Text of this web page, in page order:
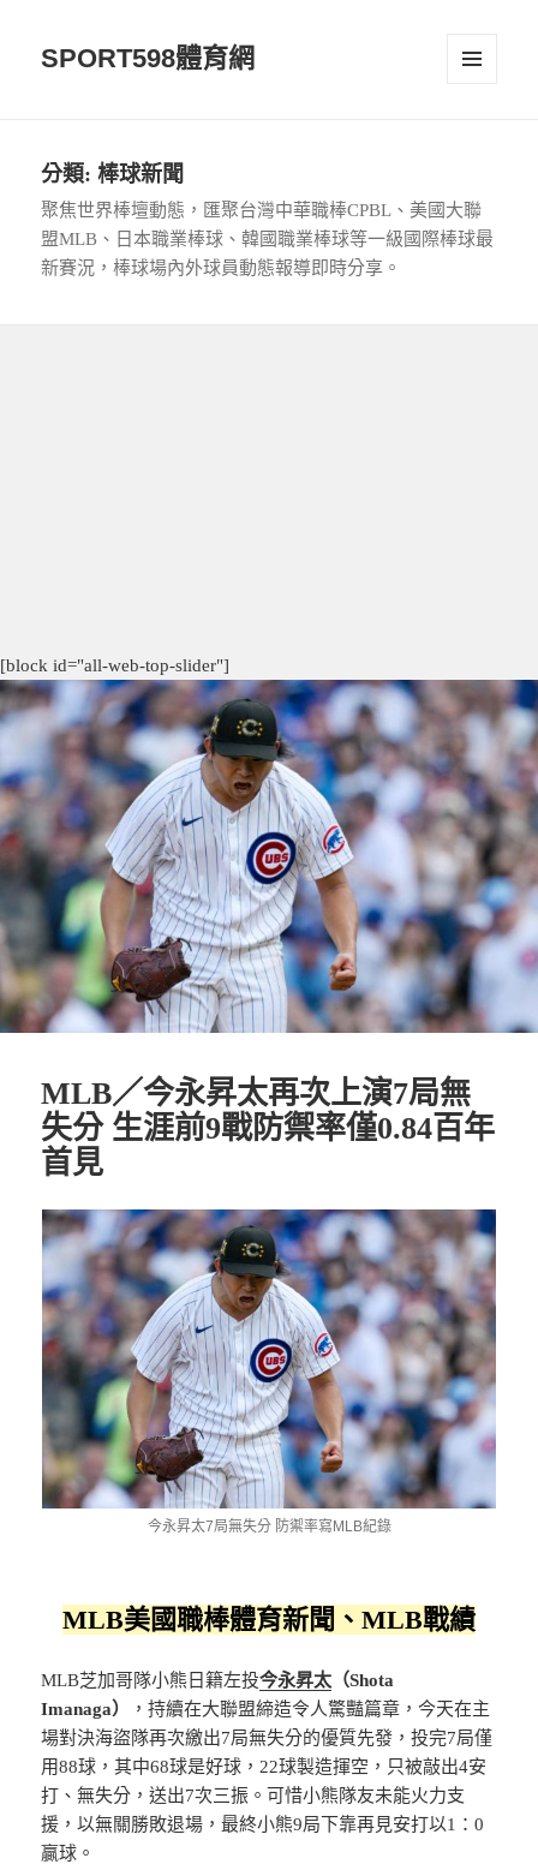
SPORT598體育網
分類:棒球新聞
聚焦世界棒壇動態，匯聚台灣中華職棒CPBL、美國大聯
盟MLB、日本職業棒球、韓國職業棒球等一級國際棒球最
新賽況，棒球場內外球員動態報導即時分享。
[block id="all-web-top-slider"]
MLB／今永昇太再次上演7局無
失分 生涯前9戰防禦率僅0.84百年
首見
今永昇太7局無失分 防禦率寫MLB紀錄
MLB美國職棒體育新聞、MLB戰績
MLB芝加哥隊小熊日籍左投今永昇太 （Shota
Imanaga）
，持續在大聯盟締造令人驚豔篇章，今天在主
場對決海盜隊再次繳出7局無失分的優質先發，投完7局僅
用88球，其中68球是好球，22球製造揮空，只被敲出4安
打、無失分，送出7次三振。可惜小熊隊友未能火力支
援，以無關勝敗退場，最終小熊9局下靠再見安打以1：0
贏球。